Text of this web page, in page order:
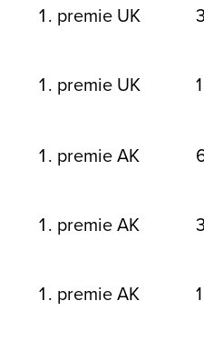
premie UK
premie UK
premie AK
premie AK
premie AK